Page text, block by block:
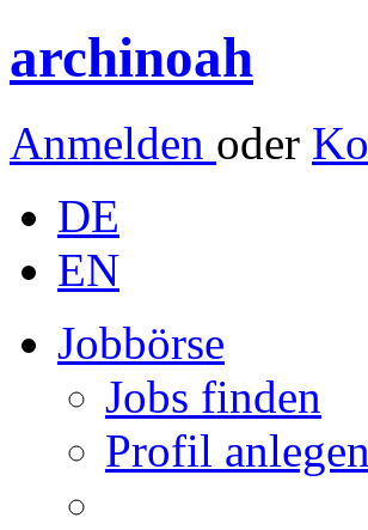
archinoah
Anmelden oder
DE
EN
Jobbörse
Jobs finden
Profil anlegen